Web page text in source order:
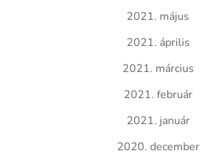
2021. május
2021. április
2021. március
2021. február
2021. január
2020. december